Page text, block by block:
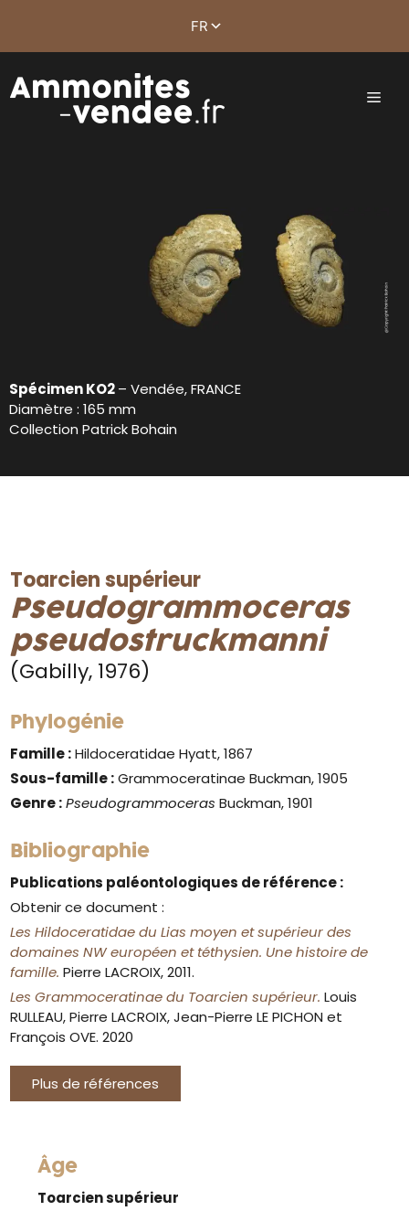
Spécimen KO2– Vendée, FRANCE
Diamètre : 165 mm
Collection Patrick Bohain
Toarcien supérieur
Pseudogrammoceras
pseudostruckmanni
(Gabilly, 1976)
Phylogénie
Famille :Hildoceratidae Hyatt, 1867
Sous-famille :Grammoceratinae Buckman, 1905
Genre : Pseudogrammoceras Buckman, 1901
Bibliographie
Publications paléontologiques de référence :
Obtenir ce document :
Les Hildoceratidae du Lias moyen et supérieur des
domaines NW européen et téthysien. Une histoire de
famille.Pierre LACROIX, 2011.
Les Grammoceratinae du Toarcien supérieur.Louis
RULLEAU, Pierre LACROIX, Jean-Pierre LE PICHON et
François OVE. 2020
Plus de références
Âge
Toarcien supérieur